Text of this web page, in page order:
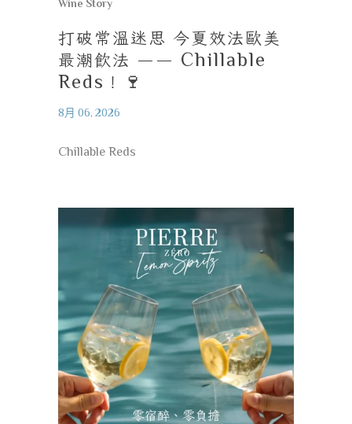
Wine Story
打破常溫迷思 今夏效法歐美
最潮飲法 —— Chillable
Reds ！ 🍷
8月 06, 2026
Chillable Reds